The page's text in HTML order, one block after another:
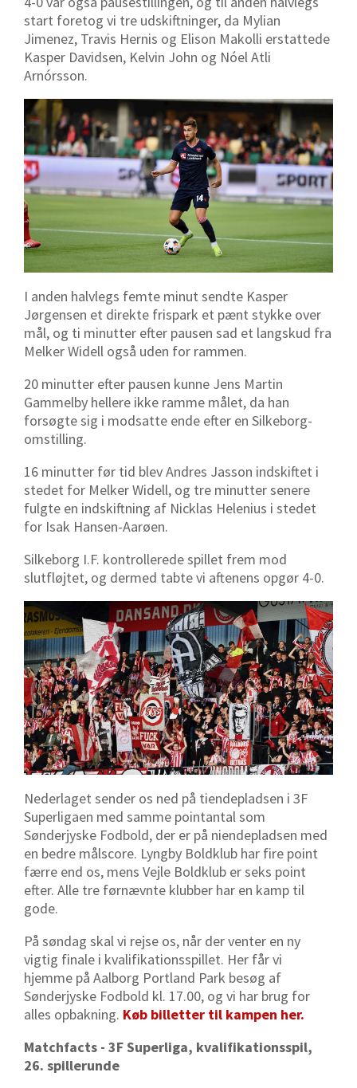
start foretog vi tre udskiftninger, da Mylian
Jimenez, Travis Hernis og Elison Makolli erstattede
Kasper Davidsen, Kelvin John og Nóel Atli
Arnórsson.
I anden halvlegs femte minut sendte Kasper
Jørgensen et direkte frispark et pænt stykke over
mål, og ti minutter efter pausen sad et langskud fra
Melker Widell også uden for rammen.
20 minutter efter pausen kunne Jens Martin
Gammelby hellere ikke ramme målet, da han
forsøgte sig i modsatte ende efter en Silkeborg-
omstilling.
16 minutter før tid blev Andres Jasson indskiftet i
stedet for Melker Widell, og tre minutter senere
fulgte en indskiftning af Nicklas Helenius i stedet
for Isak Hansen-Aarøen.
Silkeborg I.F. kontrollerede spillet frem mod
slutfløjtet, og dermed tabte vi aftenens opgør 4-0.
Nederlaget sender os ned på tiendepladsen i 3F
Superligaen med samme pointantal som
Sønderjyske Fodbold, der er på niendepladsen med
en bedre målscore. Lyngby Boldklub har fire point
færre end os, mens Vejle Boldklub er seks point
efter. Alle tre førnævnte klubber har en kamp til
gode.
På søndag skal vi rejse os, når der venter en ny
vigtig finale i kvalifikationsspillet. Her får vi
hjemme på Aalborg Portland Park besøg af
Sønderjyske Fodbold kl. 17.00, og vi har brug for
alles opbakning. Køb billetter til kampen her.
Matchfacts - 3F Superliga, kvalifikationsspil,
26. spillerunde